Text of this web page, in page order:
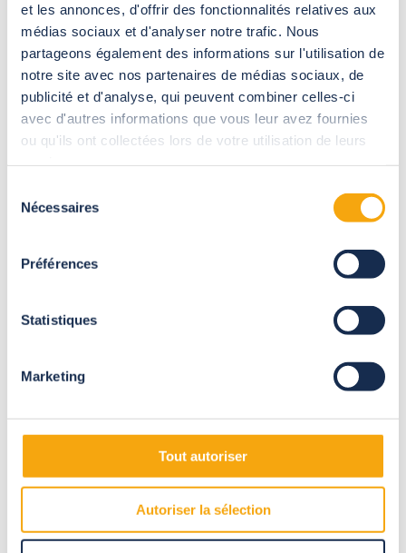
et les annonces, d'offrir des fonctionnalités relatives aux
médias sociaux et d'analyser notre trafic. Nous
partageons également des informations sur l'utilisation de
notre site avec nos partenaires de médias sociaux, de
publicité et d'analyse, qui peuvent combiner celles-ci
avec d'autres informations que vous leur avez fournies
ou qu'ils ont collectées lors de votre utilisation de leurs
Nécessaires
Préférences
Statistiques
Marketing
Tout autoriser
Autoriser la sélection
La pergola con tetto
apribile:tante possibilità
di personalizzazione
personalizzata a seconda delle tue esigenze: tetto apribile
trasparente, fumé oppure opaco, porte scorrevoli laterali in